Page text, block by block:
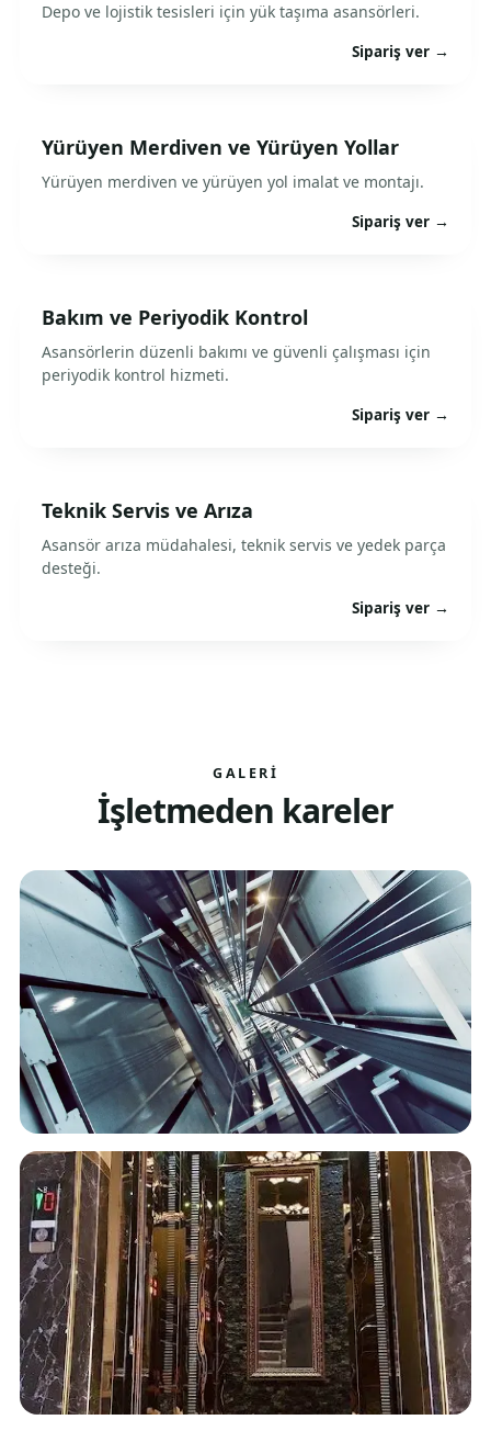
Depo ve lojistik tesisleri için yük taşıma asansörleri.
Sipariş ver →
Yürüyen Merdiven ve Yürüyen Yollar
Yürüyen merdiven ve yürüyen yol imalat ve montajı.
Sipariş ver →
Bakım ve Periyodik Kontrol
Asansörlerin düzenli bakımı ve güvenli çalışması için
periyodik kontrol hizmeti.
Sipariş ver →
Teknik Servis ve Arıza
Asansör arıza müdahalesi, teknik servis ve yedek parça
desteği.
Sipariş ver →
GALERI
İşletmeden kareler